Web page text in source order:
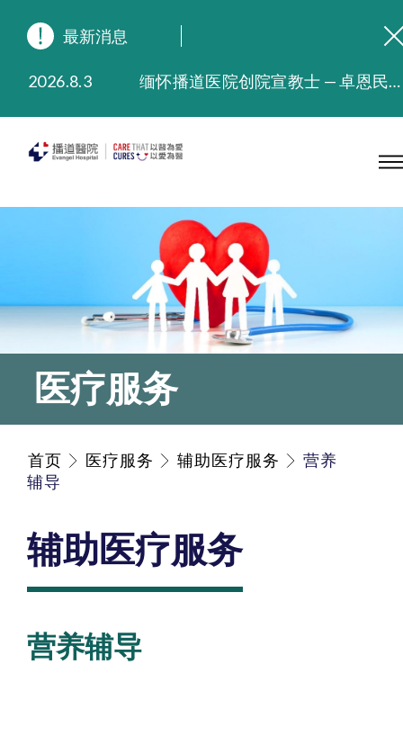
最新消息
2026.8.3
缅怀播道医院创院宣教士 — 卓恩民医生香港追思会
2025.9.23
本院在暴雨或台风警告信号 (包括黑色暴雨及8号或以上热带气旋警告信号) 下，仍会维持有限度服务。如有查询，可致电2711 5222。
2025.7.21
播道医院手机App已推出查阅病歷记录及求诊资料功能，请即下载
医疗服务
首页 医疗服务 辅助医疗服务
营养
辅导
辅助医疗服务
营养辅导